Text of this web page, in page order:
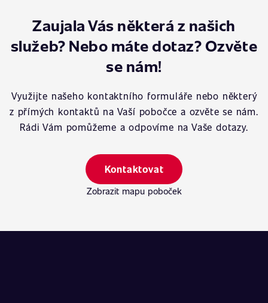
Zaujala Vás některá z našich
služeb? Nebo máte dotaz? Ozvěte
se nám!
Využijte našeho kontaktního formuláře nebo některý
z přímých kontaktů na Vaší pobočce a ozvěte se nám.
Rádi Vám pomůžeme a odpovíme na Vaše dotazy.
Kontaktovat
Zobrazit mapu poboček